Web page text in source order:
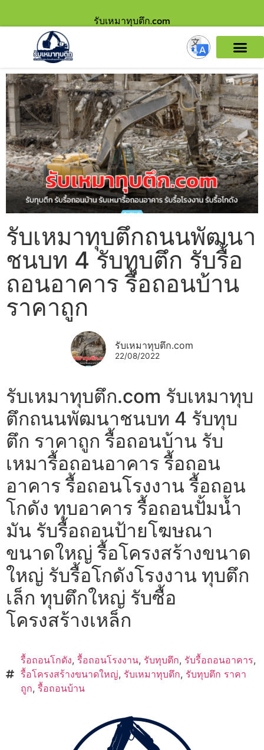
รับเหมาทุบตึก.com
รับเหมาทุบตึกถนนพัฒนา
ชนบท 4 รับทุบตึก รับรื้อ
ถอนอาคาร รื้อถอนบ้าน
ราคาถูก
รับเหมาทุบตึก.com
22/08/2022
รับเหมาทุบตึก.com รับเหมาทุบ
ตึกถนนพัฒนาชนบท 4 รับทุบ
ตึก ราคาถูก รื้อถอนบ้าน รับ
เหมารื้อถอนอาคาร รื้อถอน
อาคาร รื้อถอนโรงงาน รื้อถอน
โกดัง ทุบอาคาร รื้อถอนปั้มน้ำ
มัน รับรื้อถอนป้ายโฆษณา
ขนาดใหญ่ รื้อโครงสร้างขนาด
ใหญ่ รับรื้อโกดังโรงงาน ทุบตึก
เล็ก ทุบตึกใหญ่ รับซื้อ
โครงสร้างเหล็ก
รื้อถอนโกดัง, รื้อถอนโรงงาน, รับทุบตึก, รับรื้อถอนอาคาร,
รื้อโครงสร้างขนาดใหญ่, รับเหมาทุบตึก, รับทุบตึก ราคา
ถูก, รื้อถอนบ้าน